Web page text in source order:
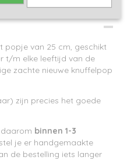
popje van 25 cm, geschikt
t/m elke leeftijd van de
zachte nieuwe knuffelpop
zijn precies het goede
binnen 1-3
je er handgemaakte
de bestelling iets langer